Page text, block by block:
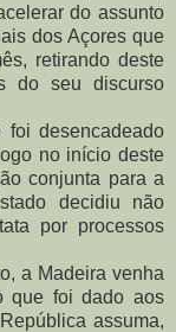
do assunto
dos Açores que
retirando deste
do seu discurso
foi desencadeado
no início deste
conjunta para a
decidiu não
por processos
a Madeira venha
que foi dado aos
assuma,